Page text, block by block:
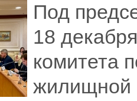
Под
18
комитета
жилищной